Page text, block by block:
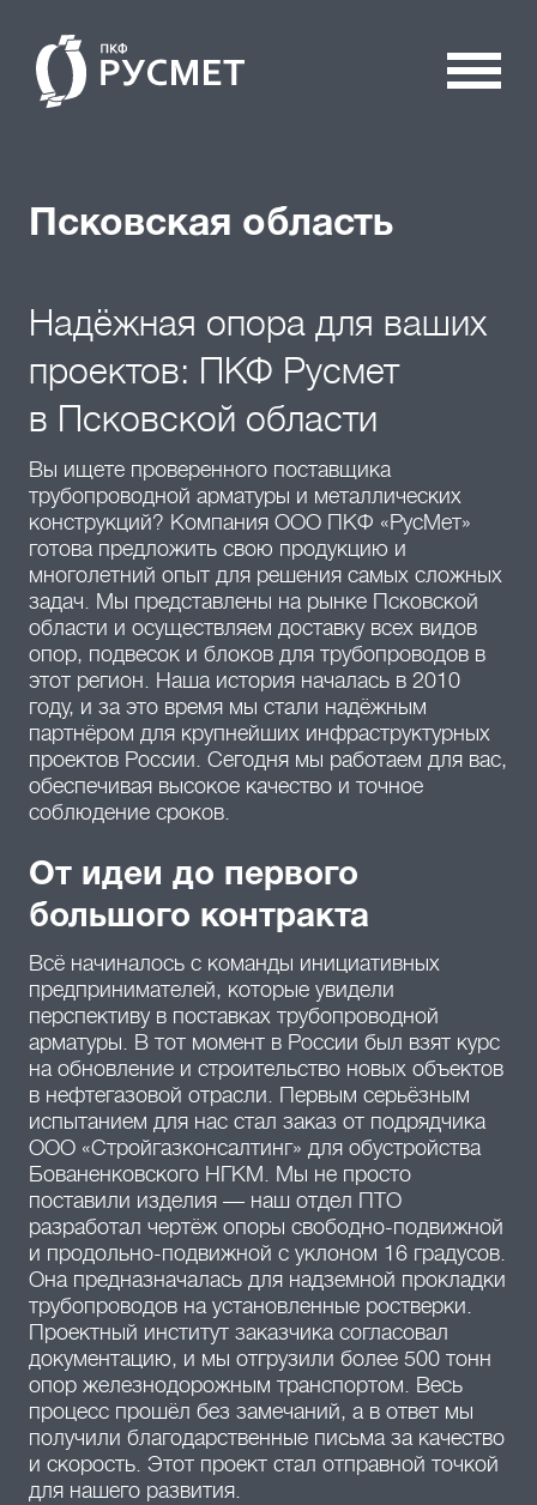
Псковская область
Надёжная опора для ваших
проектов: ПКФ Русмет
в Псковской области
Вы ищете проверенного поставщика
трубопроводной арматуры и металлических
конструкций? Компания ООО ПКФ «РусМет»
готова предложить свою продукцию и
многолетний опыт для решения самых сложных
задач. Мы представлены на рынке Псковской
области и осуществляем доставку всех видов
опор, подвесок и блоков для трубопроводов в
этот регион. Наша история началась в 2010
году, и за это время мы стали надёжным
партнёром для крупнейших инфраструктурных
проектов России. Сегодня мы работаем для вас,
обеспечивая высокое качество и точное
соблюдение сроков.
От идеи до первого
большого контракта
Всё начиналось с команды инициативных
предпринимателей, которые увидели
перспективу в поставках трубопроводной
арматуры. В тот момент в России был взят курс
на обновление и строительство новых объектов
в нефтегазовой отрасли. Первым серьёзным
испытанием для нас стал заказ от подрядчика
ООО «Стройгазконсалтинг» для обустройства
Бованенковского НГКМ. Мы не просто
поставили изделия — наш отдел ПТО
разработал чертёж опоры свободно-подвижной
и продольно-подвижной с уклоном 16 градусов.
Она предназначалась для надземной прокладки
трубопроводов на установленные ростверки.
Проектный институт заказчика согласовал
документацию, и мы отгрузили более 500 тонн
опор железнодорожным транспортом. Весь
процесс прошёл без замечаний, а в ответ мы
получили благодарственные письма за качество
и скорость. Этот проект стал отправной точкой
для нашего развития.